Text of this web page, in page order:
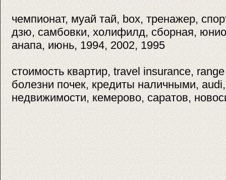
чемпионат, муай тай, box, тренажер,
дзю, самбовки, холифилд, сборная,
анапа, июнь, 1994, 2002, 1995
стоимость квартир, travel insurance,
болезни почек, кредиты наличными,
недвижимости, кемерово, саратов,